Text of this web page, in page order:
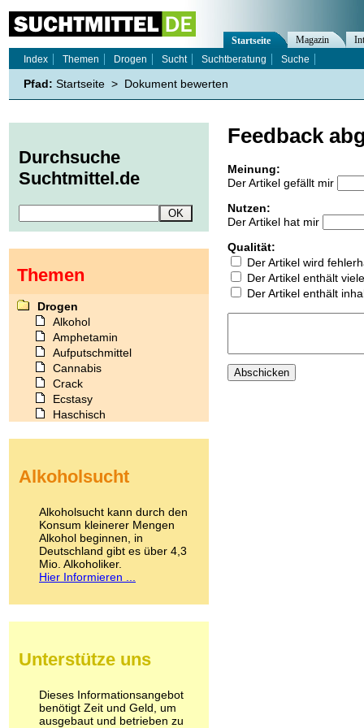
Feedback
Meinung:
Der Artikel gefällt mir
Nutzen:
Der Artikel hat mir
Qualität:
Der Artikel wird
Der Artikel enthält
Der Artikel enthält
Startseite Magazin
Index
Themen Drogen Sucht Suchtberatung Suche
Pfad: Startseite > Dokument bewerten
Durchsuche
Suchtmittel.de
Themen
Drogen
Alkohol
Amphetamin
Aufputschmittel
Cannabis
Crack
Ecstasy
Haschisch
Kokain
LSD
Marihuana
Medikamente
Meskalin
Metamphetamin
Methadon
Pilze
Psychopharmaka
Schlafmittel
Schmerzmittel
Alkoholsucht
Alkoholsucht kann durch den
Konsum kleinerer Mengen
Alkohol beginnen, in
Deutschland gibt es über 4,3
Mio. Alkoholiker.
Hier Informieren ...
Unterstütze uns
Dieses Informationsangebot
benötigt Zeit und Geld, um
ausgebaut und betrieben zu